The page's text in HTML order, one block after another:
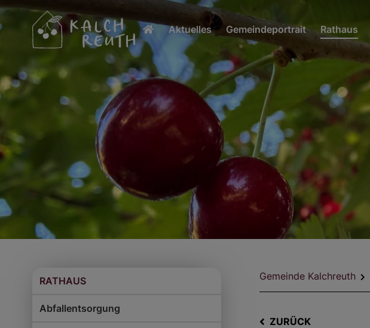
Aktuelles Gemeindeportrait Rathaus
RATHAUS
Abfallentsorgung
Gemeinde Kalchreuth
ZURÜCK